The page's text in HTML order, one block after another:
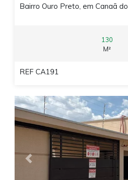
Bairro Ouro Preto, em Canaã
130
M²
REF CA191
Previous